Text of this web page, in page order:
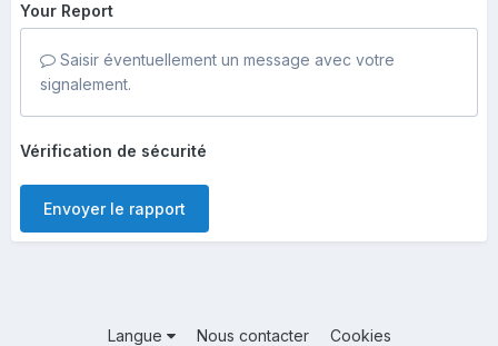
Your Report
Saisir éventuellement un message avec votre
signalement.
Vérification de sécurité
Envoyer le rapport
Langue Nous contacter Cookies